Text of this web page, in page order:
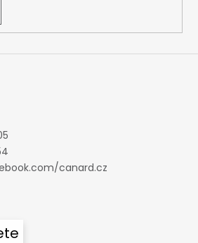
canard.cz